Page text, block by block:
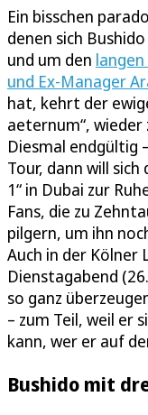
Ein bisschen
denen sich
und um den
und Ex-Manager
hat, kehrt der
aeternum“, wieder
Diesmal endgültig
Tour, dann will
1“ in Dubai zur
Fans, die zu
pilgern, um ihn
Auch in der Kölner
Dienstagabend
so ganz
– zum Teil, weil er
kann, wer er auf
Bushido mit